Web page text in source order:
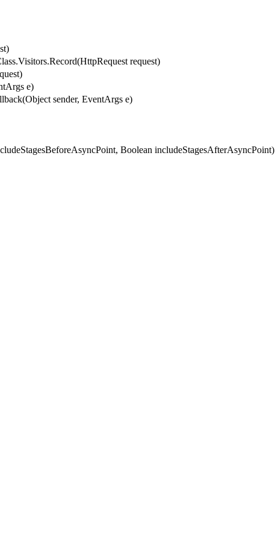
request)
e)
sender, EventArgs e)
Boolean includeStagesAfterAsyncPoint)